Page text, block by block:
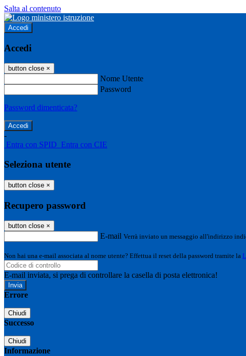
Salta al contenuto
Accedi
Accedi
button close ×
Nome Utente
Password
Password dimenticata?
-
Entra con SPID Entra con CIE
Seleziona utente
button close ×
Recupero password
button close ×
E-mail Verrà inviato un messaggio all'indirizzo
Non hai una e-mail associata al nome utente? Effettua il reset della password tramite la
E-mail inviata, si prega di controllare la casella di posta elettronica!
Errore
Chiudi
Successo
Chiudi
Informazione